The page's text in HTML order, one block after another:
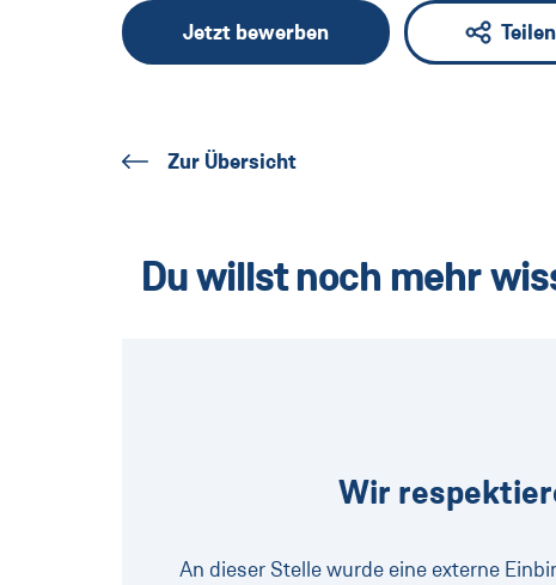
Jetzt bewerben Teilen
Zur Übersicht
Du willst noch mehr
Wir
An dieser Stelle wurde eine externe